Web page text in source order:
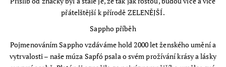
přátelštější k přírodě ZELENĚJŠÍ.
Sappho příběh
Pojmenováním Sappho vzdáváme hold 2000 let ženského umění a
vytrvalosti – naše múza Sapfó psala o svém prožívání krásy a lásky